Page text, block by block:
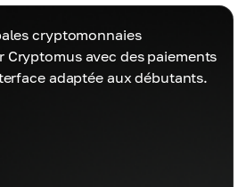
cryptomonnaies
Cryptomus avec des paiements
adaptée aux débutants.